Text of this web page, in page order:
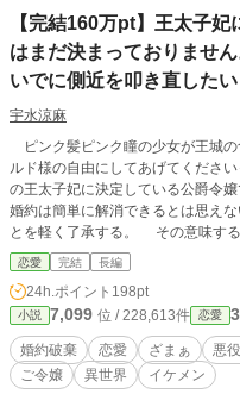
【完結160万pt】王太子
はまだ決まっておりませ
いでに側近を叩き直したい
宇水涼麻
ピンク髪ピンク瞳の少女が王城の食堂で叫んだ。
ルド様の自由にしてあげてくださいっ！」 呼び止められたエー
の王太子妃に決定している公爵令嬢である。 王太子と王太子
婚約は簡単に解消できるとは思え
とを軽く了承する。 その意味することとは？ 慌てて現れたラオルド第一王
子との関係は？ なぜこのような状況になったのだろうか？ ご指摘いただき
一部変更いたしました。 みなさま
になっていっております。 今後ともよろしく
入り嬉しいです！ 大変励みになります。
１６０万pt達成！ ↓これよりネタバレあらすじ 第一王子の婚約解消を高らかに願
い出たピンクさんはムーガの部下
され辟易しているが非情になれな
恋愛 完結 長編
24h.ポイント 198pt
小説 7,099 位 / 228,613件 恋愛
婚約破棄 恋愛 ざまぁ 悪
ご令嬢
異世界 イケメン